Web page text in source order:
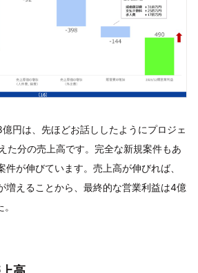
円は、先ほどお話ししたようにプロジェ
た分の売上高です。完全な新規案件もあ
件が伸びています。売上高が伸びれば、
増えることから、最終的な営業利益は4億